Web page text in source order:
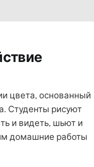
цвета, основанный
Студенты рисуют
и видеть, шьют и
домашние работы